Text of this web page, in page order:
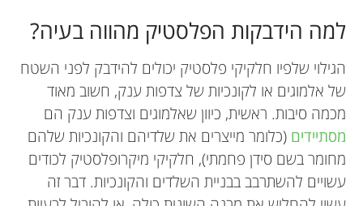
למה הידבקות הפלסטיק מהווה בעיה?
הגילוי שלפיו חלקיקי פלסטיק יכולים להידבק לפני השטח
של אלמוגים או לקונכיות של צדפות ענק, חשוב מאוד
מכמה סיבות. ראשית, כיוון שאלמוגים וצדפות ענק הם
מסתיידים (כלומר מייצרים את שלדיהם והקונכיות שלהם
מחומר בשם סידן פחמתי), חלקיקי מיקרופלסטיק לכודים
עשויים להשתרבב בבניית השלדים והקונכיות. דבר זה